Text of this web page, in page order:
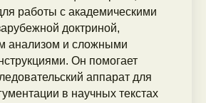
работы с академическими
доктриной,
анализом и сложными
Он помогает
аппарат для
в научных текстах